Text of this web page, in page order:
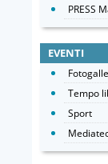
PRESS
EVENTI
Tempo
Sport